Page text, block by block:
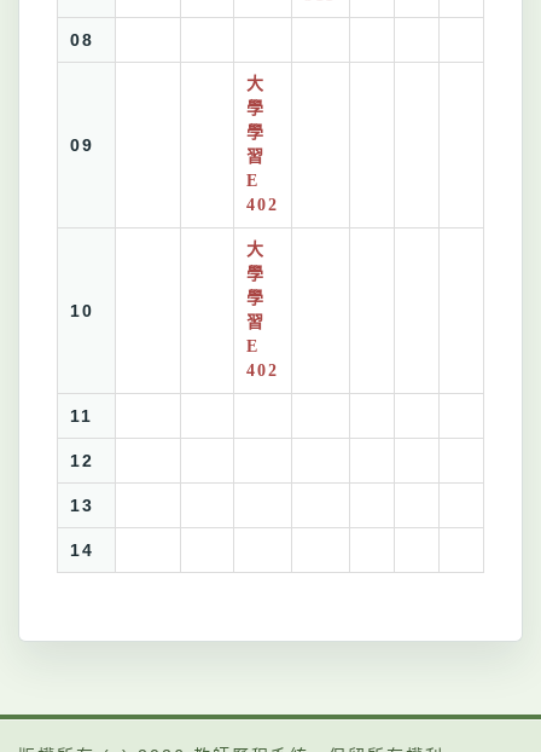
08
09
大
學
學
習
E
402
10
大
學
學
習
E
402
11
12
13
14